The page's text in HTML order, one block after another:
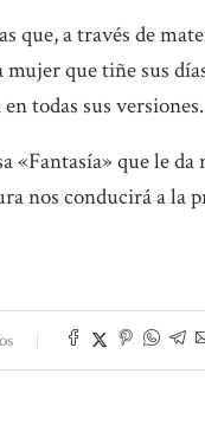
que, a través de
que tiñe sus
todas sus versiones.
«Fantasía» que le
nos conducirá a la